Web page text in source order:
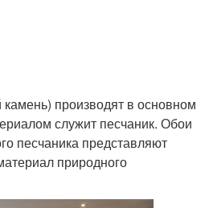
производят в основном
служит песчаник. Обои
песчаника представляют
природного